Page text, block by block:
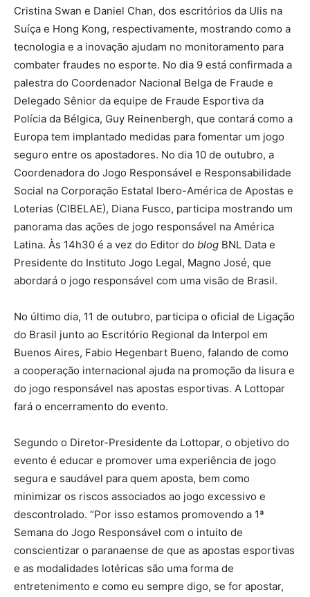
Cristina Swan e Daniel Chan, dos escritórios da Ulis na
Suíça e Hong Kong, respectivamente, mostrando como a
tecnologia e a inovação ajudam no monitoramento para
combater fraudes no esporte. No dia 9 está confirmada a
palestra do Coordenador Nacional Belga de Fraude e
Delegado Sênior da equipe de Fraude Esportiva da
Polícia da Bélgica, Guy Reinenbergh, que contará como a
Europa tem implantado medidas para fomentar um jogo
seguro entre os apostadores. No dia 10 de outubro, a
Coordenadora do Jogo Responsável e Responsabilidade
Social na Corporação Estatal Ibero-América de Apostas e
Loterias (CIBELAE), Diana Fusco, participa mostrando um
panorama das ações de jogo responsável na América
Latina. Às 14h30 é a vez do Editor do blog BNL Data e
Presidente do Instituto Jogo Legal, Magno José, que
abordará o jogo responsável com uma visão de Brasil.
No último dia, 11 de outubro, participa o oficial de Ligação
do Brasil junto ao Escritório Regional da Interpol em
Buenos Aires, Fabio Hegenbart Bueno, falando de como
a cooperação internacional ajuda na promoção da lisura e
do jogo responsável nas apostas esportivas. A Lottopar
fará o encerramento do evento.
Segundo o Diretor-Presidente da Lottopar, o objetivo do
evento é educar e promover uma experiência de jogo
segura e saudável para quem aposta, bem como
minimizar os riscos associados ao jogo excessivo e
descontrolado. “Por isso estamos promovendo a 1ª
Semana do Jogo Responsável com o intuito de
conscientizar o paranaense de que as apostas esportivas
e as modalidades lotéricas são uma forma de
entretenimento e como eu sempre digo, se for apostar,